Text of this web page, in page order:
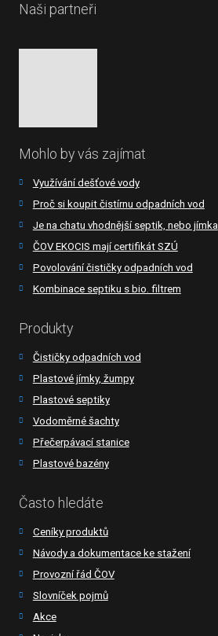
Naši partneři
Mohlo by vás zajímat
Využívání dešťové vody
Proč si koupit čistírnu odpadních vod
Je na chatu vhodnější septik, nebo jímka
ČOV EKOCIS mají certifikát SZÚ
Povolování čističky odpadních vod
Kombinace septiku s bio. filtrem
Produkty
Čističky odpadních vod
Plastové jímky, žumpy
Plastové septiky
Vodoměrné šachty
Přečerpávací stanice
Plastové bazény
Často hledáte
Ceníky produktů
Návody a dokumentace ke stažení
Provozní řád ČOV
Slovníček pojmů
Akce